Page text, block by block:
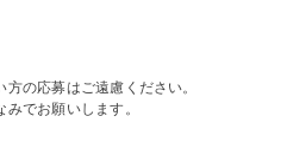
の応募はご遠慮ください。
でお願いします。